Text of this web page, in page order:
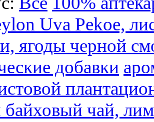
Uva Pekoe,
ягоды черной
добавки
чай,